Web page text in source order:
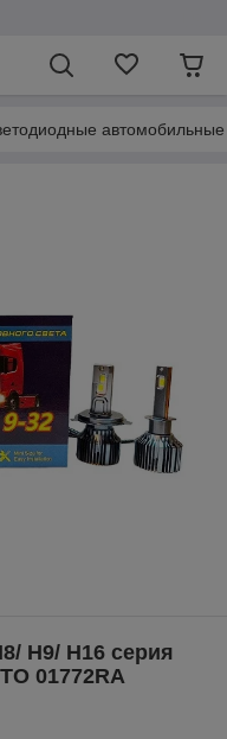
автомобильные
H9/ H16 серия
01772RA